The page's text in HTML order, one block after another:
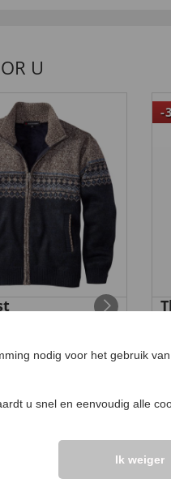
U
-
nodig voor het gebruik
u snel en eenvoudig alle
Ik weiger